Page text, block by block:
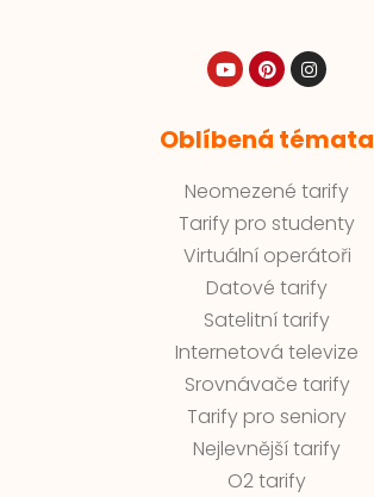
Oblíbená témata
Neomezené tarify
Tarify pro studenty
Virtuální operátoři
Datové tarify
Satelitní tarify
Internetová televize
Srovnávače tarify
Tarify pro seniory
Nejlevnější tarify
O2 tarify